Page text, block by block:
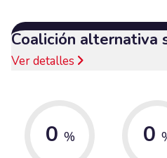
Coalición alternativa
Ver detalles
0 % 0